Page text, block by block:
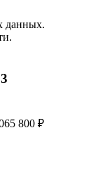
данных.
800 ₽